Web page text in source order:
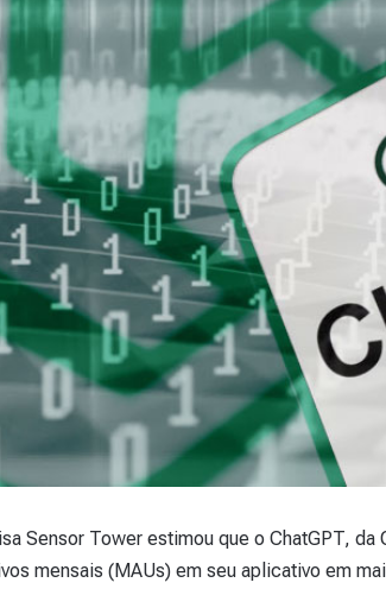
Sensor Tower estimou que o ChatGPT, da
mensais (MAUs) em seu aplicativo em
Revista
Abranet
48
15 de outubro de 2025
Revista Abranet . 48